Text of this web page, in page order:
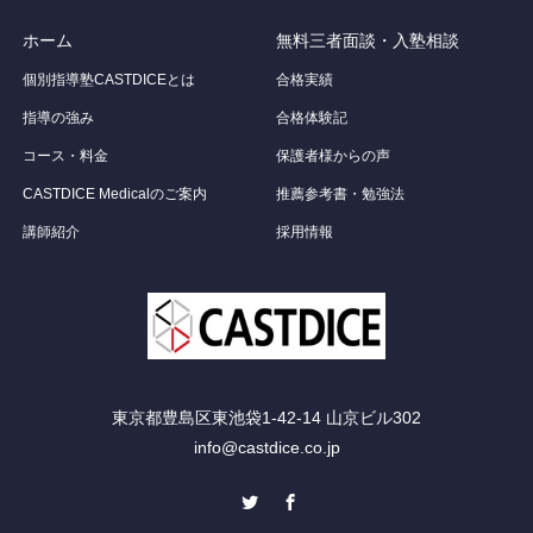
ホーム
個別指導塾CASTDICEとは
指導の強み
コース・料金
CASTDICE Medicalのご案内
講師紹介
無料三者面談・入塾相談
合格実績
合格体験記
保護者様からの声
推薦参考書・勉強法
採用情報
東京都豊島区東池袋1-42-14 山京ビル302
info@castdice.co.jp